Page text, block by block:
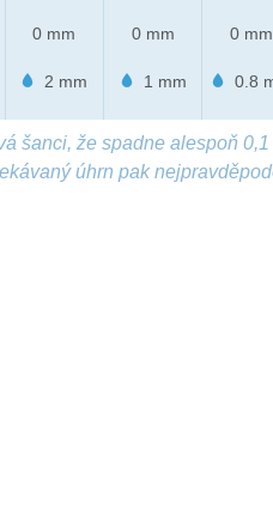
0 mm
2 mm
0 mm
1 mm
0 mm
0.8
šanci, že spadne alespoň
úhrn pak